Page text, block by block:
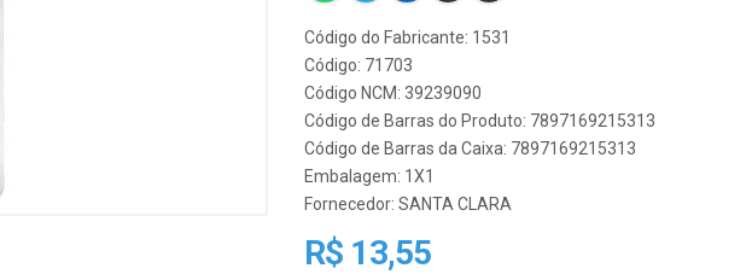
Código do Fabricante: 1531
Código: 71703
Código NCM: 39239090
Código de Barras do Produto: 7897169215313
Código de Barras da Caixa: 7897169215313
Embalagem: 1X1
Fornecedor: SANTA CLARA
R$ 13,55